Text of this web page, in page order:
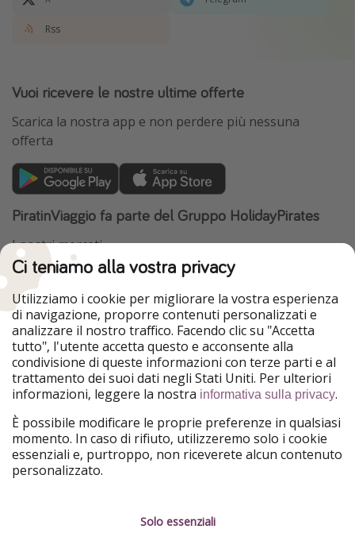
Rss
Vuoi ricevere le nostre ultime offerte
Scarica la nostra app e non perdere più nessuna
offerta
PiratinViaggio fa parte del Gruppo HolidayPirates
I nostri mercati
HolidayPirates
VakantiePiraten
WakacyjniPiraci
Ferienpiraten
Urlaubspiraten
Urlaubspiraten
ViajerosPiratas
TravelPirates
Il nostro gruppo
HolidayPirates Group
Conoscici meglio
Chi siamo
Lavora con noi
Informazioni legali
Termini d' Uso
Ci teniamo alla vostra privacy
Utilizziamo i cookie per migliorare la vostra esperienza
di navigazione, proporre contenuti personalizzati e
analizzare il nostro traffico. Facendo clic su "Accetta
tutto", l'utente accetta questo e acconsente alla
condivisione di queste informazioni con terze parti e al
trattamento dei suoi dati negli Stati Uniti. Per ulteriori
informazioni, leggere la nostra informativa sulla privacy.
È possibile modificare le proprie preferenze in qualsiasi
momento. In caso di rifiuto, utilizzeremo solo i cookie
essenziali e, purtroppo, non riceverete alcun contenuto
personalizzato.
Solo essenziali